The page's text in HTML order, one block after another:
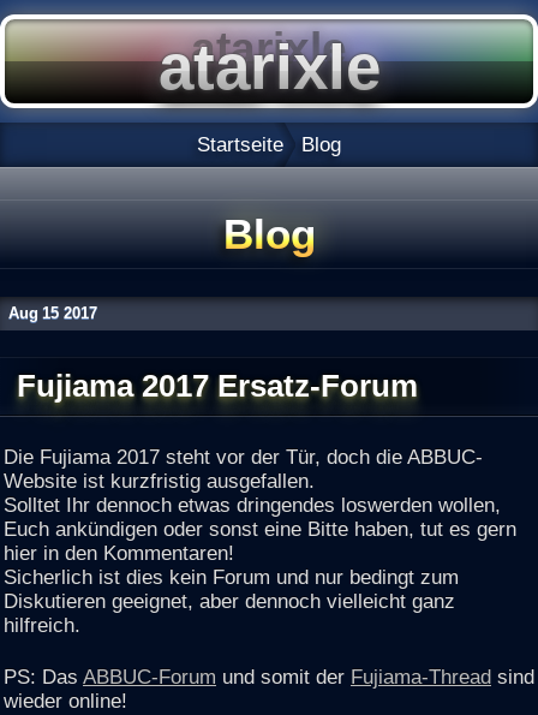
Startseite Blog
Blog
Aug 15 2017
Fujiama 2017 Ersatz-Forum
Die Fujiama 2017 steht vor der Tür, doch die ABBUC-
Website ist kurzfristig ausgefallen.
Solltet Ihr dennoch etwas dringendes loswerden wollen,
Euch ankündigen oder sonst eine Bitte haben, tut es gern
hier in den Kommentaren!
Sicherlich ist dies kein Forum und nur bedingt zum
Diskutieren geeignet, aber dennoch vielleicht ganz
hilfreich.
PS: Das ABBUC-Forum und somit der Fujiama-Thread sind
wieder online!